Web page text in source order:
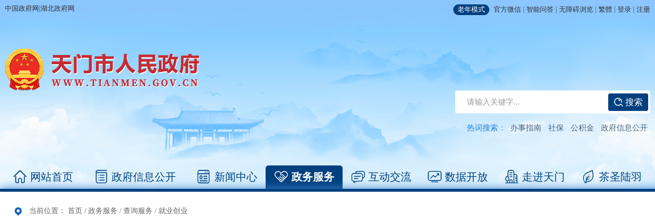
中国政府网 |湖北政府网 老年模式 官方微信 | 智能问答 | 无障碍浏览 | 繁體 | 登录 | 注册
搜索
热词搜索： 办事指南 社保 公积金 政府信息公开
网站首页 政府信息公开 新闻中心 政务服务 互动交流 数据开放 走进天门 茶圣陆羽
当前位置： 首页 / 政务服务 / 查询服务 / 就业创业